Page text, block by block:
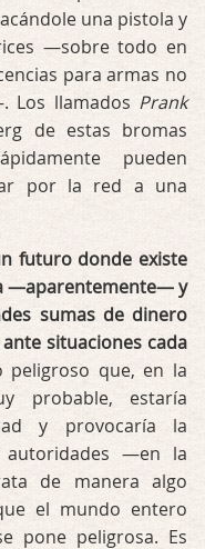
una pistola y
—sobre todo en
para armas no
Los llamados Prank
de estas bromas
pueden
por la red a una
futuro donde existe
—aparentemente— y
sumas de dinero
situaciones cada
peligroso que, en la
probable, estaría
y provocaría la
autoridades —en la
de manera algo
el mundo entero
pone peligrosa. Es